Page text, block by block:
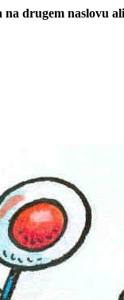
drugem naslovu